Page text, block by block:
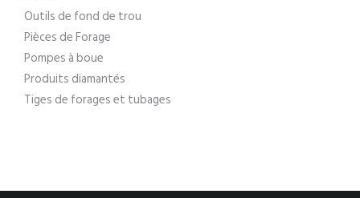
Outils de fond de trou
Pièces de Forage
Pompes à boue
Produits diamantés
Tiges de forages et tubages